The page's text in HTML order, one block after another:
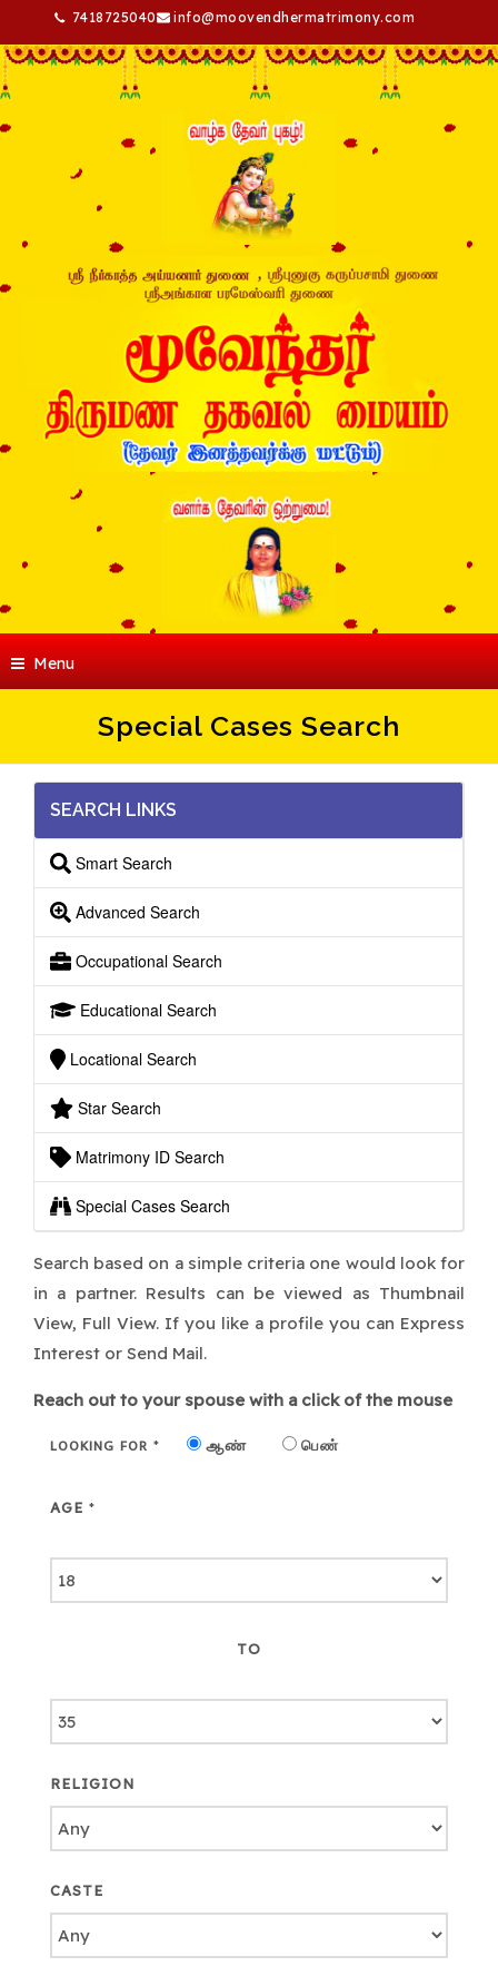
7418725040 info@moovendhermatrimony.com
Menu
Special Cases Search
SEARCH LINKS
Smart Search
Advanced Search
Occupational Search
Educational Search
Locational Search
Star Search
Matrimony ID Search
Special Cases Search
Search based on a simple criteria one would look for
in a partner. Results can be viewed as Thumbnail
View, Full View. If you like a profile you can Express
Interest or Send Mail.
Reach out to your spouse with a click of the mouse
LOOKING FOR * ஆண் பெண்
AGE *
TO
RELIGION
CASTE